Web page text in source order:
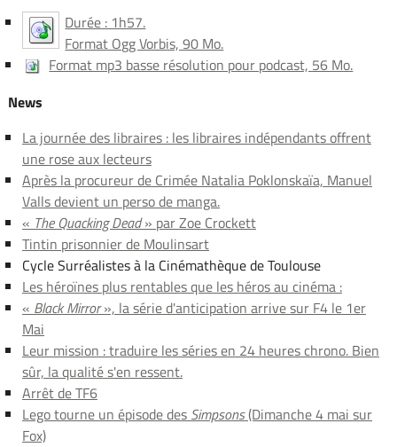
Durée : 1h57.
Format Ogg Vorbis, 90 Mo.
Format mp3 basse résolution pour podcast, 56 Mo.
News
La journée des libraires : les libraires indépendants offrent
une rose aux lecteurs
Après la procureur de Crimée Natalia Poklonskaïa, Manuel
Valls devient un perso de manga.
« The Quacking Dead» par Zoe Crockett
Tintin prisonnier de Moulinsart
Cycle Surréalistes à la Cinémathèque de Toulouse
Les héroïnes plus rentables que les héros au cinéma :
« Black Mirror», la série d'anticipation arrive sur F4 le 1er
Mai
Leur mission : traduire les séries en 24 heures chrono. Bien
sûr, la qualité s'en ressent.
Arrêt de TF6
Lego tourne un épisode des Simpsons(Dimanche 4 mai sur
Fox)